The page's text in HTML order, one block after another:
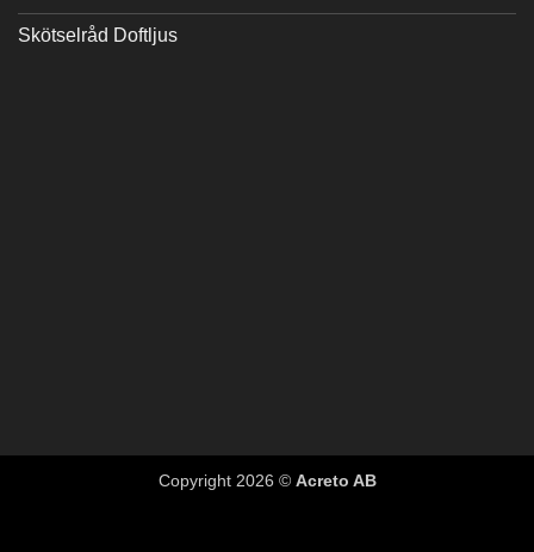
Skötselråd Doftljus
Copyright 2026 © Acreto AB